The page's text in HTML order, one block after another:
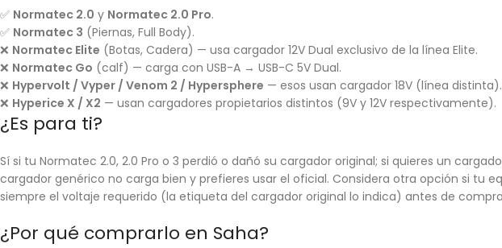
✅ Normatec 2.0 y Normatec 2.0 Pro.
✅ Normatec 3 (Piernas, Full Body).
❌ Normatec Elite (Botas, Cadera) — usa cargador 12V Dual exclusivo de la línea Elite.
❌ Normatec Go (calf) — carga con USB-A → USB-C 5V Dual.
❌ Hypervolt / Vyper / Venom 2 / Hypersphere — esos usan cargador 18V (línea distinta).
❌ Hyperice X / X2 — usan cargadores propietarios distintos (9V y 12V respectivamente).
¿Es para ti?
Sí si tu Normatec 2.0, 2.0 Pro o 3 perdió o dañó su cargador original; si quieres un
cargador genérico no carga bien y prefieres usar el oficial. Considera otra opción si tu
siempre el voltaje requerido (la etiqueta del cargador original lo indica) antes de
¿Por qué comprarlo en Saha?